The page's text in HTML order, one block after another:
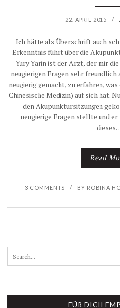
22. APRIL 2015 /
Ich hätte als Überschrift auch
Erkenntnis führt über die
Yury Yarin ist der Arzt, der mir
neugierigen Fragen sehr
neugierig gemacht, zu erfahren,
Chinesische Medizin) auf sich hat.
den Akupunktursitzungen
neugierige Fragen stellte und
Read
3 COMMENTS / BY ROBINA
h
FÜR DICH